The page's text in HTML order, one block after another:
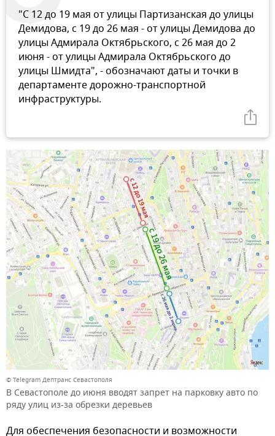
"С 12 до 19 мая от улицы Партизанская до улицы
Демидова, с 19 до 26 мая - от улицы Демидова до
улицы Адмирала Октябрьского, с 26 мая до 2
июня - от улицы Адмирала Октябрьского до
улицы Шмидта", - обозначают даты и точки в
департаменте дорожно-транспортной
инфраструктуры.
© Telegram Дептранс Севастополя
В Севастополе до июня вводят запрет на парковку авто по
ряду улиц из-за обрезки деревьев
Для обеспечения безопасности и возможности